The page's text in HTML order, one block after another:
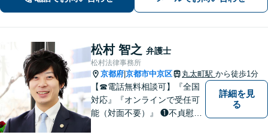
松村 智之 弁護士
松村法律事務所
京都府 京都市中京区 丸太町駅 から徒歩1分
【☎︎電話無料相談可】『全国
対応』『オンラインで受任可
能（対面不要）』 ❶不貞慰謝
詳細を見
る